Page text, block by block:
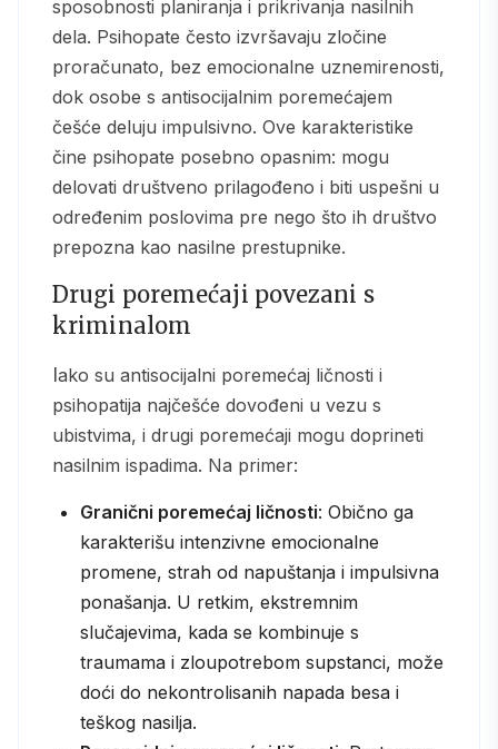
sposobnosti planiranja i prikrivanja nasilnih
dela. Psihopate često izvršavaju zločine
proračunato, bez emocionalne uznemirenosti,
dok osobe s antisocijalnim poremećajem
češće deluju impulsivno. Ove karakteristike
čine psihopate posebno opasnim: mogu
delovati društveno prilagođeno i biti uspešni u
određenim poslovima pre nego što ih društvo
prepozna kao nasilne prestupnike.
Drugi poremećaji povezani s
kriminalom
Iako su antisocijalni poremećaj ličnosti i
psihopatija najčešće dovođeni u vezu s
ubistvima, i drugi poremećaji mogu doprineti
nasilnim ispadima. Na primer:
Granični poremećaj ličnosti: Obično ga
karakterišu intenzivne emocionalne
promene, strah od napuštanja i impulsivna
ponašanja. U retkim, ekstremnim
slučajevima, kada se kombinuje s
traumama i zloupotrebom supstanci, može
doći do nekontrolisanih napada besa i
teškog nasilja.